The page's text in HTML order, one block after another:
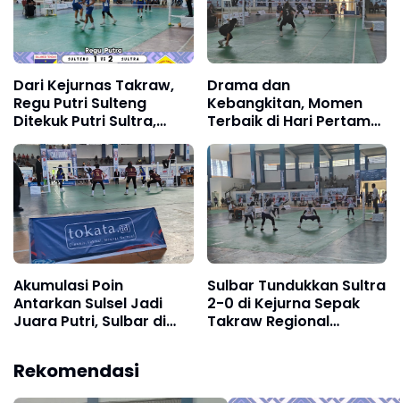
Dari Kejurnas Takraw,
Regu Putri Sulteng
Ditekuk Putri Sultra,
Putra Sultra Tekuk Putra
Sulteng
Drama dan
Kebangkitan, Momen
Terbaik di Hari Pertama
Kejurnas Takraw
Sulawesi 2026
Akumulasi Poin
Antarkan Sulsel Jadi
Juara Putri, Sulbar di
Sulbar Tundukkan Sultra
2-0 di Kejurna Sepak
Takraw Regional
Rekomendasi